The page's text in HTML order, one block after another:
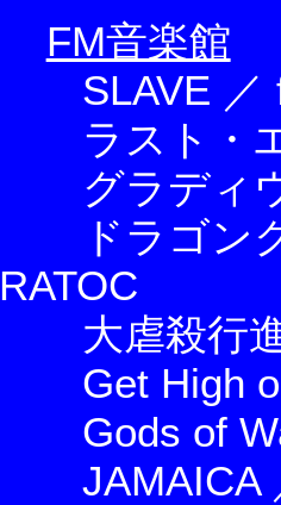
FM音楽館
SLAVE ／
ラスト・エ
グラディウ
ドラゴンク
RATOC
大虐殺行進
Get High
Gods of
JAMAICA